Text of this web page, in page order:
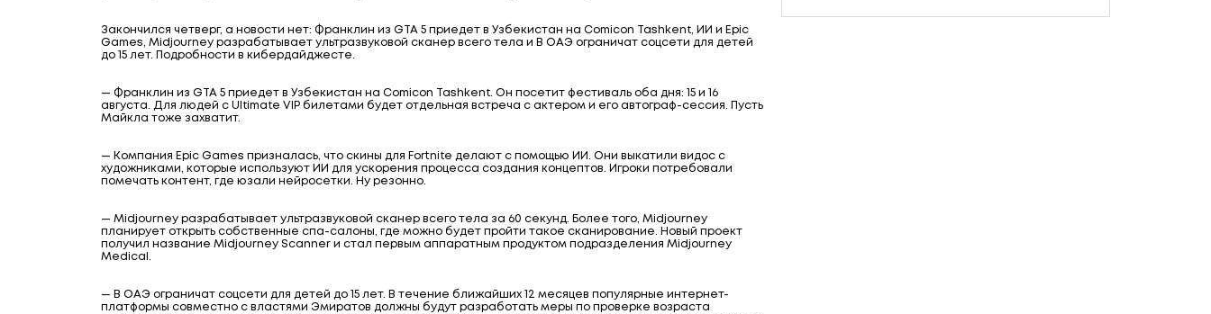
Закончился четверг, а новости нет: Франклин из GTA 5 приедет в Узбекистан на Comicon Tashkent, ИИ и Epic
Games, Midjourney разрабатывает ультразвуковой сканер всего тела и В ОАЭ ограничат соцсети для детей
до 15 лет. Подробности в кибердайджесте.
— Франклин из GTA 5 приедет в Узбекистан на Comicon Tashkent. Он посетит фестиваль оба дня: 15 и 16
августа. Для людей с Ultimate VIP билетами будет отдельная встреча с актером и его автограф-сессия. Пусть
Майкла тоже захватит.
— Компания Epic Games призналась, что скины для Fortnite делают с помощью ИИ. Они выкатили видос с
художниками, которые используют ИИ для ускорения процесса создания концептов. Игроки потребовали
помечать контент, где юзали нейросетки. Ну резонно.
— Midjourney разрабатывает ультразвуковой сканер всего тела за 60 секунд. Более того, Midjourney
планирует открыть собственные спа-салоны, где можно будет пройти такое сканирование. Новый проект
получил название Midjourney Scanner и стал первым аппаратным продуктом подразделения Midjourney
Medical.
— В ОАЭ ограничат соцсети для детей до 15 лет. В течение ближайших 12 месяцев популярные интернет-
платформы совместно с властями Эмиратов должны будут разработать меры по проверке возраста